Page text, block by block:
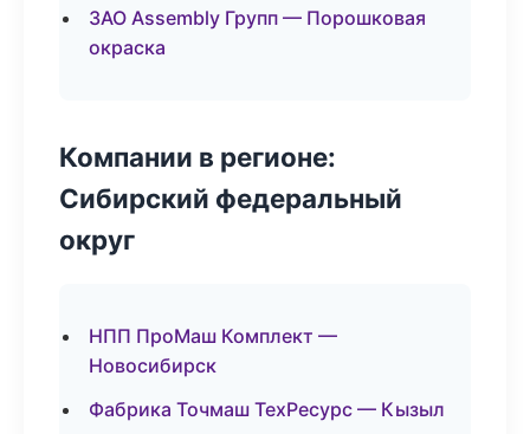
ЗАО Assembly Групп — Порошковая
окраска
Компании в регионе:
Сибирский федеральный
округ
НПП ПроМаш Комплект —
Новосибирск
Фабрика Точмаш ТехРесурс — Кызыл